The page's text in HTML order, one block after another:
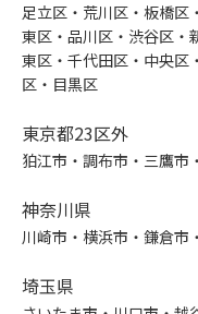
足立区・荒川区・板橋区
東区・品川区・渋谷区・
東区・千代田区・中央区
区・目黒区
東京都23区外
狛江市・調布市・三鷹市
神奈川県
川崎市・横浜市・鎌倉市
埼玉県